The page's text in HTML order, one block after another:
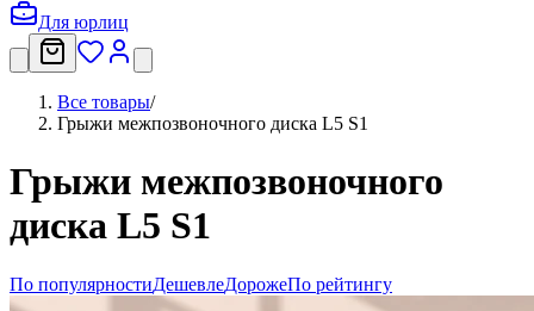
Для юрлиц
Все товары/
Грыжи межпозвоночного диска L5 S1
Грыжи межпозвоночного
диска L5 S1
По популярностиДешевлеДорожеПо рейтингу